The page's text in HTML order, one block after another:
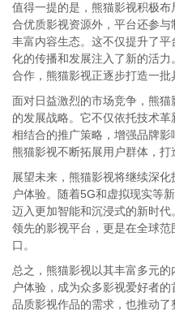
值得一提的是，熊猫影视积极
合优质影视资源外，平台还参
丰富内容生态。这不仅提升了
化的传播和发展注入了新的活
合作，熊猫影视正逐步打造一批
面对日益激烈的市场竞争，熊
的发展战略。它不仅依托技术
相结合的推广策略，增强品牌影
熊猫影视不断拓展用户群体，打
展望未来，熊猫影视将继续深
户体验。随着5G和虚拟现实等
迈入更加智能和沉浸式的新时
领先的影视平台，更是在全球
口。
总之，熊猫影视以其丰富多元
户体验，成为众多影视爱好者
品质影视作品的需求，也推动